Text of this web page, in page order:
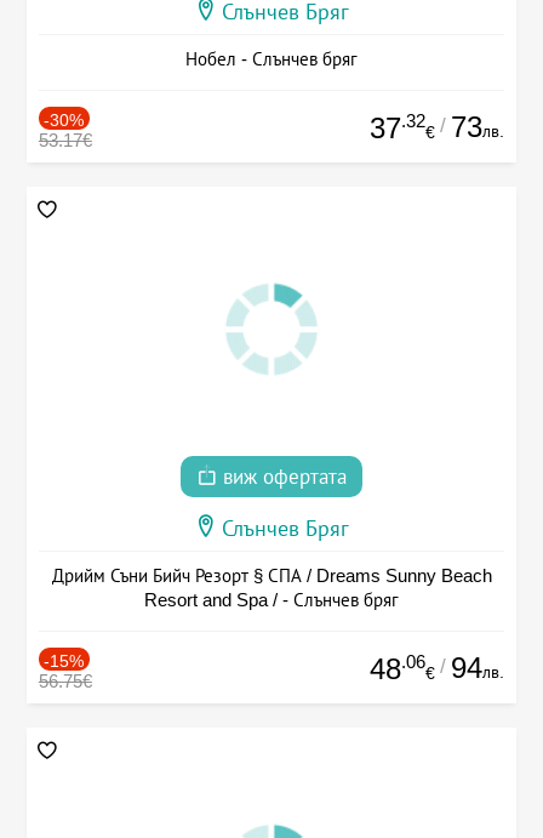
Слънчев Бряг
Нобел - Слънчев бряг
-30%
53.17€ 37.32
€ / 73лв.
виж офертата
Слънчев Бряг
Дрийм Съни Бийч Резорт § СПА / Dreams Sunny Beach
Resort and Spa / - Слънчев бряг
-15%
56.75€ 48.06
€ / 94лв.